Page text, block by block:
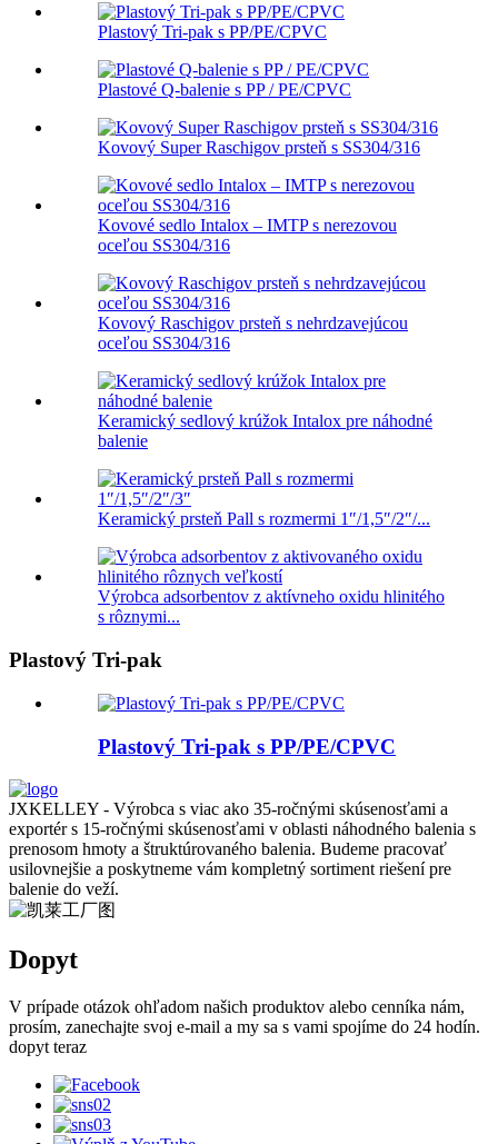
Plastový Tri-pak s PP/PE/CPVC
Plastové Q-balenie s PP / PE/CPVC
Kovový Super Raschigov prsteň s SS304/316
Kovové sedlo Intalox – IMTP s nerezovou
oceľou SS304/316
Kovový Raschigov prsteň s nehrdzavejúcou
oceľou SS304/316
Keramický sedlový krúžok Intalox pre náhodné
balenie
Keramický prsteň Pall s rozmermi 1″/1,5″/2″/...
Výrobca adsorbentov z aktívneho oxidu hlinitého
s rôznymi...
Plastový Tri-pak
Plastový Tri-pak s PP/PE/CPVC
JXKELLEY - Výrobca s viac ako 35-ročnými skúsenosťami a
exportér s 15-ročnými skúsenosťami v oblasti náhodného balenia s
prenosom hmoty a štruktúrovaného balenia. Budeme pracovať
usilovnejšie a poskytneme vám kompletný sortiment riešení pre
balenie do veží.
Dopyt
V prípade otázok ohľadom našich produktov alebo cenníka nám,
prosím, zanechajte svoj e-mail a my sa s vami spojíme do 24 hodín.
dopyt teraz